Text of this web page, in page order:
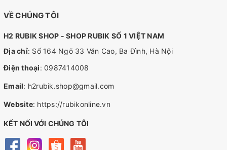
VỀ CHÚNG TÔI
H2 RUBIK SHOP - SHOP RUBIK SỐ 1 VIỆT NAM
Địa chỉ: Số 164 Ngõ 33 Văn Cao, Ba Đình, Hà Nội
Điện thoại: 0987414008
Email: h2rubik.shop@gmail.com
Website: https://rubikonline.vn
KẾT NỐI VỚI CHÚNG TÔI